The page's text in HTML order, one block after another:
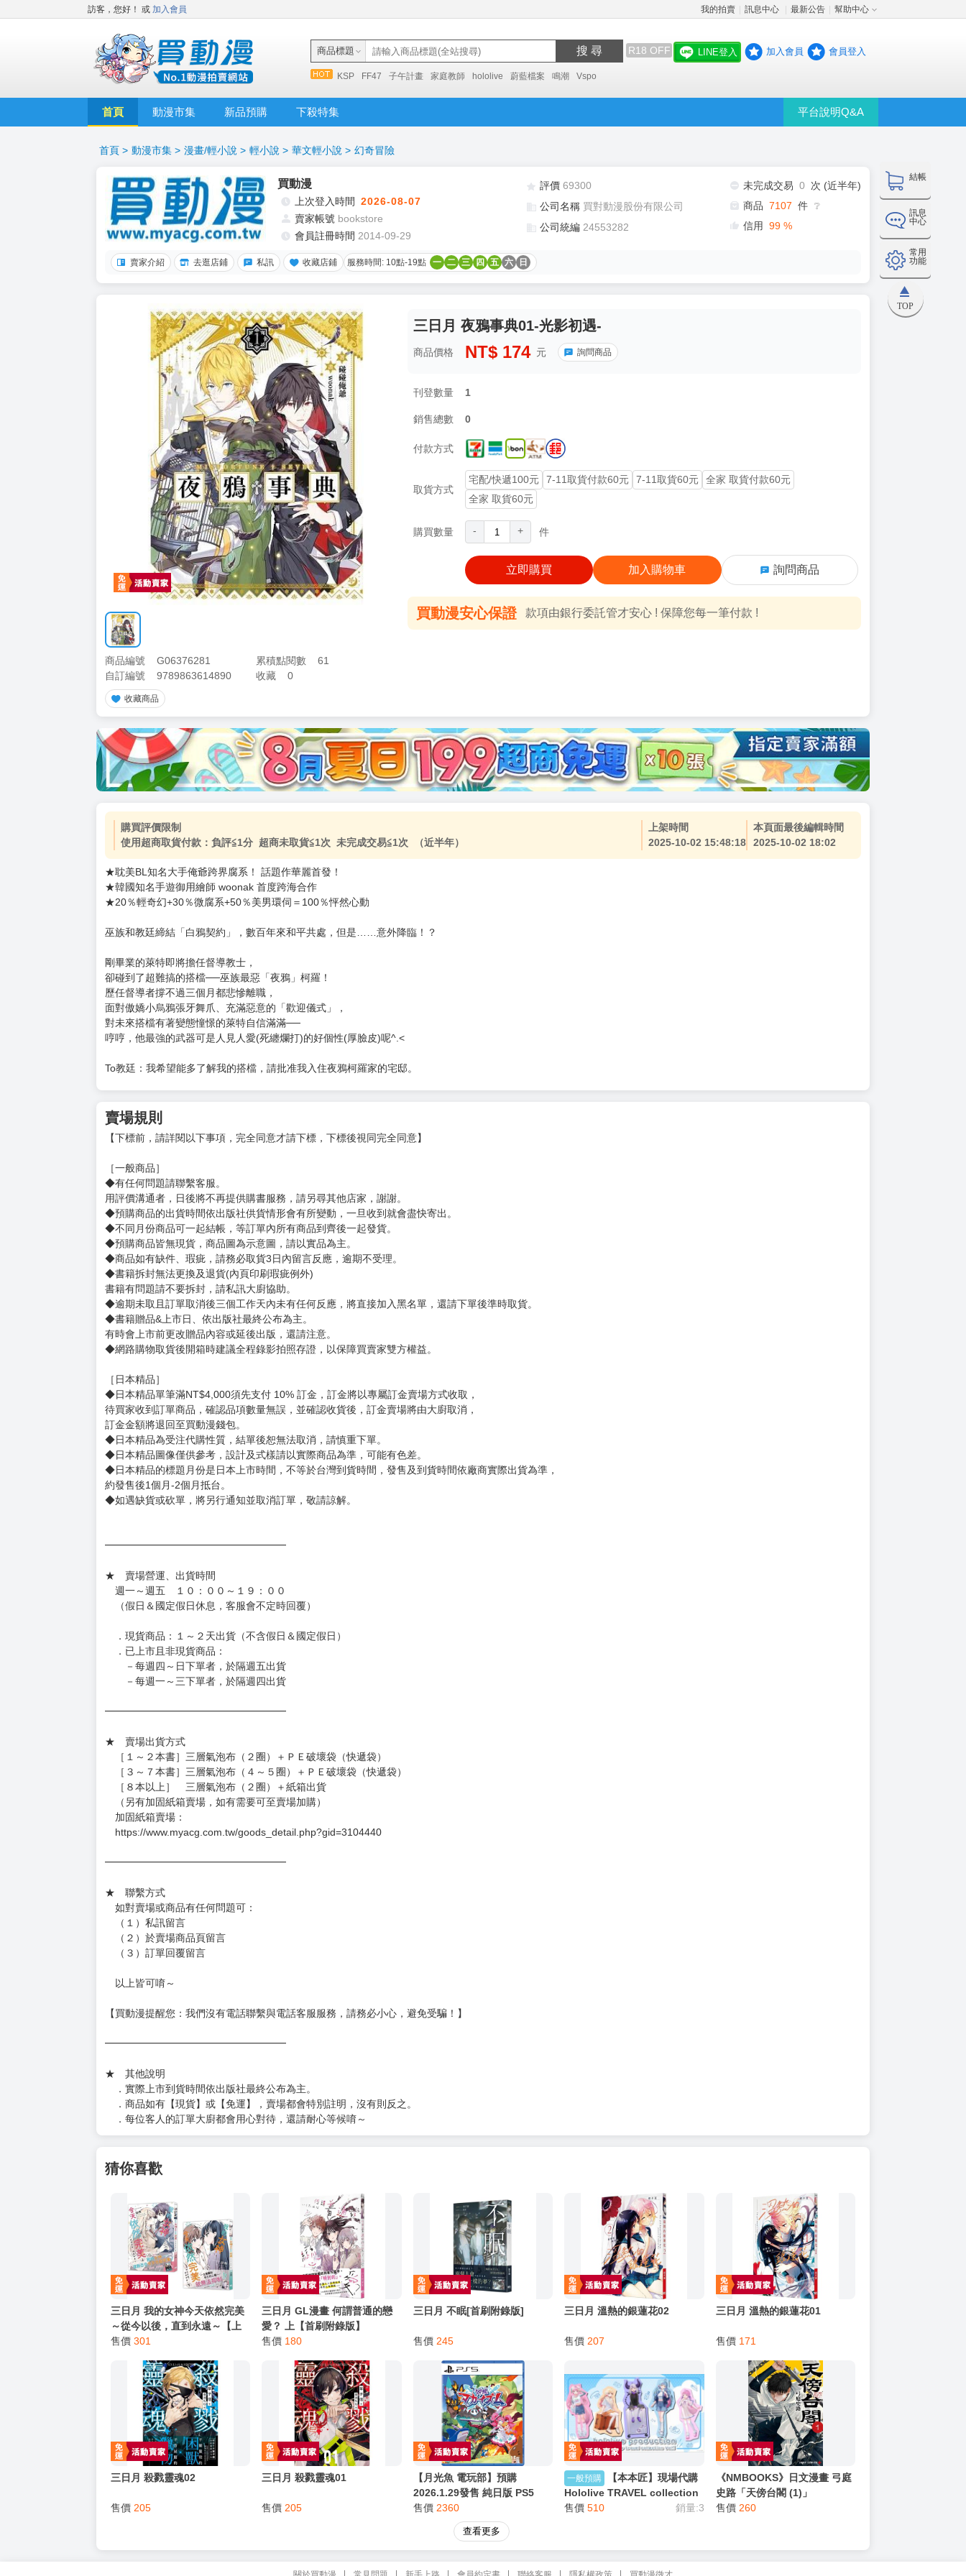
訪客，您好！ 或 加入會員 我的拍賣 訊息中心 最新公告 幫助中心
商品標題 搜 尋 R18 OFF
KSP FF47 子午計畫 家庭教師 hololive 蔚藍檔案 鳴潮 Vspo
LINE登入 加入會員 會員登入
首頁 動漫市集 新品預購 下殺特集 平台說明Q&A
結帳
訊息
中心
常用
功能
TOP
首頁 > 動漫市集 > 漫畫/輕小說 > 輕小說 > 華文輕小說 > 幻奇冒險
買動漫
上次登入時間 2026-08-07
賣家帳號 bookstore
會員註冊時間 2014-09-29
評價 69300
公司名稱 買對動漫股份有限公司
公司統編 24553282
未完成交易 0
次 (近半年)
商品 7107 件 ❔
信用 99 %
賣家介紹 去逛店鋪 私訊 收藏店鋪 服務時間: 10點-19點 一 二 三 四 五 六 日
商品編號 G06376281 累積點閱數
61
自訂編號
9789863614890 收藏 0
收藏商品
三日月 夜鴉事典01-光影初遇-
商品價格 NT$ 174 元 詢問商品
刊登數量 1
銷售總數 0
付款方式
取貨方式
宅配/快遞100元 7-11取貨付款60元 7-11取貨60元
全家 取貨付款60元
全家 取貨60元
購買數量 - + 件
立即購買 加入購物車 詢問商品
買動漫安心保證 款項由銀行委託管才安心 ! 保障您每一筆付款 !
購買評價限制
使用超商取貨付款：負評≦1分 超商未取貨≦1次 未完成交易≦1次 （近半年）
上架時間
2025-10-02 15:48:18
本頁面最後編輯時間
2025-10-02 18:02
★耽美BL知名大手俺爺跨界腐系！ 話題作華麗首發！
★韓國知名手遊御用繪師 woonak 首度跨海合作
★20％輕奇幻+30％微腐系+50％美男環伺＝100％怦然心動
巫族和教廷締結「白鴉契約」，數百年來和平共處，但是……意外降臨！？
剛畢業的萊特即將擔任督導教士，
卻碰到了超難搞的搭檔──巫族最惡「夜鴉」柯羅！
歷任督導者撐不過三個月都悲慘離職，
面對傲嬌小烏鴉張牙舞爪、充滿惡意的「歡迎儀式」，
對未來搭檔有著變態憧憬的萊特自信滿滿──
哼哼，他最強的武器可是人見人愛(死纏爛打)的好個性(厚臉皮)呢^.<
To教廷：我希望能多了解我的搭檔，請批准我入住夜鴉柯羅家的宅邸。
賣場規則
【下標前，請詳閱以下事項，完全同意才請下標，下標後視同完全同意】
［一般商品］
◆有任何問題請聯繫客服。
用評價溝通者，日後將不再提供購書服務，請另尋其他店家，謝謝。
◆預購商品的出貨時間依出版社供貨情形會有所變動，一旦收到就會盡快寄出。
◆不同月份商品可一起結帳，等訂單內所有商品到齊後一起發貨。
◆預購商品皆無現貨，商品圖為示意圖，請以實品為主。
◆商品如有缺件、瑕疵，請務必取貨3日內留言反應，逾期不受理。
◆書籍拆封無法更換及退貨(內頁印刷瑕疵例外)
書籍有問題請不要拆封，請私訊大廚協助。
◆逾期未取且訂單取消後三個工作天內未有任何反應，將直接加入黑名單，還請下單後準時取貨。
◆書籍贈品&上市日、依出版社最終公布為主。
有時會上市前更改贈品內容或延後出版，還請注意。
◆網路購物取貨後開箱時建議全程錄影拍照存證，以保障買賣家雙方權益。
［日本精品］
◆日本精品單筆滿NT$4,000須先支付 10% 訂金，訂金將以專屬訂金賣場方式收取，
待買家收到訂單商品，確認品項數量無誤，並確認收貨後，訂金賣場將由大廚取消，
訂金金額將退回至買動漫錢包。
◆日本精品為受注代購性質，結單後恕無法取消，請慎重下單。
◆日本精品圖像僅供參考，設計及式樣請以實際商品為準，可能有色差。
◆日本精品的標題月份是日本上市時間，不等於台灣到貨時間，發售及到貨時間依廠商實際出貨為準，
約發售後1個月-2個月抵台。
◆如遇缺貨或砍單，將另行通知並取消訂單，敬請諒解。
━━━━━━━━━━━━━━━━━━
★ 賣場營運、出貨時間
週一～週五 １０：００～１９：００
（假日＆國定假日休息，客服會不定時回覆）
．現貨商品：１～２天出貨（不含假日＆國定假日）
．已上市且非現貨商品：
－每週四～日下單者，於隔週五出貨
－每週一～三下單者，於隔週四出貨
━━━━━━━━━━━━━━━━━━
★ 賣場出貨方式
［１～２本書］三層氣泡布（２圈）＋ＰＥ破壞袋（快遞袋）
［３～７本書］三層氣泡布（４～５圈）＋ＰＥ破壞袋（快遞袋）
［８本以上］ 三層氣泡布（２圈）＋紙箱出貨
（另有加固紙箱賣場，如有需要可至賣場加購）
加固紙箱賣場：
https://www.myacg.com.tw/goods_detail.php?gid=3104440
━━━━━━━━━━━━━━━━━━
★ 聯繫方式
如對賣場或商品有任何問題可：
（１）私訊留言
（２）於賣場商品頁留言
（３）訂單回覆留言
以上皆可唷～
【買動漫提醒您：我們沒有電話聯繫與電話客服服務，請務必小心，避免受騙！】
━━━━━━━━━━━━━━━━━━
★ 其他說明
．實際上市到貨時間依出版社最終公布為主。
．商品如有【現貨】或【免運】，賣場都會特別註明，沒有則反之。
．每位客人的訂單大廚都會用心對待，還請耐心等候唷～
猜你喜歡
三日月 我的女神今天依然完美
～從今以後，直到永遠～【上
下套書】
售價 301
三日月 GL漫畫 何謂普通的戀
愛？ 上【首刷附錄版】
售價 180
三日月 不眠[首刷附錄版]
售價 245
三日月 溫熱的銀蓮花02
售價 207
三日月 溫熱的銀蓮花01
售價 171
三日月 殺戮靈魂02
售價 205
三日月 殺戮靈魂01
售價 205
【月光魚 電玩部】預購
2026.1.29發售 純日版 PS5
NS2鑰匙卡 NS 凶亂魔界主義
售價 2360
一般預購
【本本匠】現場代購
Hololive TRAVEL collection
vol.1 東京車站 博衣 拉普 桃鈴
售價 510 銷量:3
《NMBOOKS》日文漫畫 弓庭
史路「天傍台閣 (1)」
售價 260
查看更多